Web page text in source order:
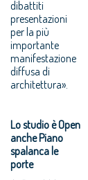
dibattiti
presentazioni
per la più
importante
manifestazione
diffusa di
architettura».
Lo studio è Open
anche Piano
spalanca le
porte